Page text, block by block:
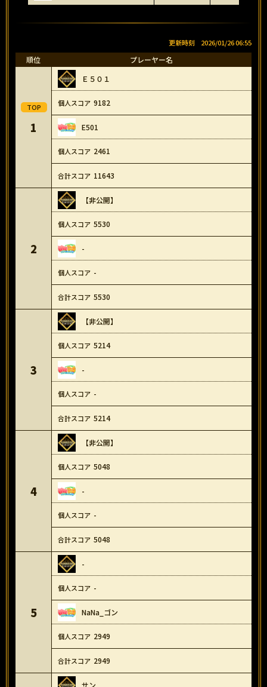
2026/01/26 06:55
順位 プレーヤー名
1
Ｅ５０１
9182
E501
2461
11643
2
【非公開】
5530
-
-
5530
3
【非公開】
5214
-
-
5214
4
【非公開】
5048
-
-
5048
5
-
-
NaNa_ゴン
2949
2949
サン